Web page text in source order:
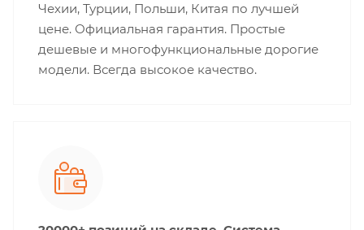
Чехии, Турции, Польши, Китая по лучшей
цене. Официальная гарантия. Простые
дешевые и многофункциональные дорогие
модели. Всегда высокое качество.